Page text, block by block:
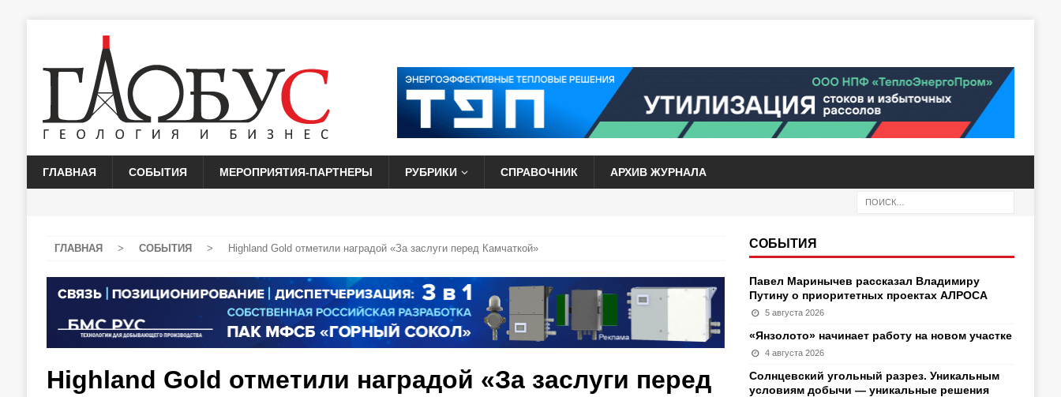
ГЛАВНАЯ СОБЫТИЯ МЕРОПРИЯТИЯ-ПАРТНЕРЫ РУБРИКИ СПРАВОЧНИК АРХИВ ЖУРНАЛА
ГЛАВНАЯ > СОБЫТИЯ > Highland Gold отметили наградой «За заслуги перед Камчаткой»
Highland Gold отметили наградой «За заслуги перед
СОБЫТИЯ
Павел Маринычев рассказал Владимиру
Путину о приоритетных проектах АЛРОСА
5 августа 2026
«Янзолото» начинает работу на новом участке
4 августа 2026
Солнцевский угольный разрез. Уникальным
условиям добычи — уникальные решения